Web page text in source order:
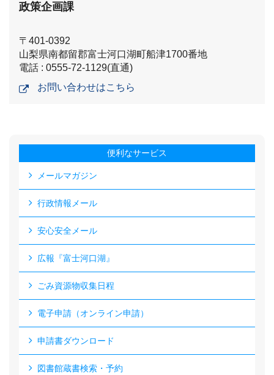
政策企画課
〒401-0392
山梨県南都留郡富士河口湖町船津1700番地
電話 : 0555-72-1129(直通)
お問い合わせはこちら
便利なサービス
メールマガジン
行政情報メール
安心安全メール
広報『富士河口湖』
ごみ資源物収集日程
電子申請（オンライン申請）
申請書ダウンロード
図書館蔵書検索・予約